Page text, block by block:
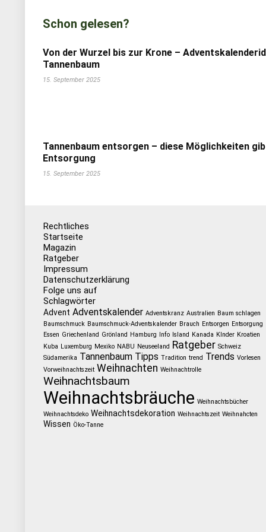
Schon gelesen?
Von der Wurzel bis zur Krone –
Tannenbaum
15. September 2025
Tannenbaum entsorgen – diese Möglichkeiten
Entsorgung
15. September 2025
Rechtliches
Startseite
Magazin
Ratgeber
Impressum
Datenschutzerklärung
Folge uns auf
Schlagwörter
Advent Adventskalender Adventskranz Australien Baum schlagen
Baumschmuck Baumschmuck-Adventskalender Brauch Entsorgen Entsorgung
Essen Griechenland Grönland Hamburg Info Island Kanada KInder Kroatien
Kuba Luxemburg Mexiko NABU Neuseeland Ratgeber Schweiz
Südamerika Tannenbaum Tipps Tradition trend Trends Vorlesen
Vorweihnachtszeit Weihnachten Weihnachtrolle
Weihnachtsbaum
Weihnachtsbräuche Weihnachtsbücher
Weihnachtsdeko Weihnachtsdekoration Weihnachtszeit Weihnahcten
Wissen Öko-Tanne